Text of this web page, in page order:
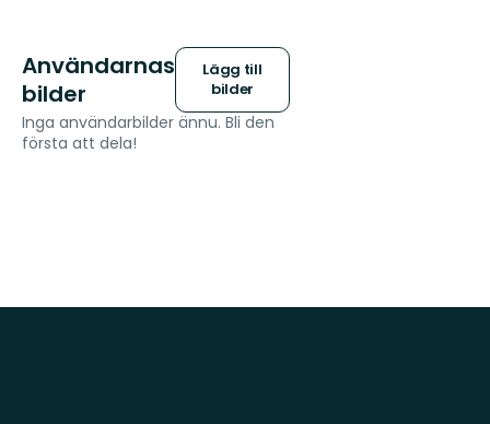
Användarnas
bilder
Lägg till
bilder
Inga användarbilder ännu. Bli den
första att dela!